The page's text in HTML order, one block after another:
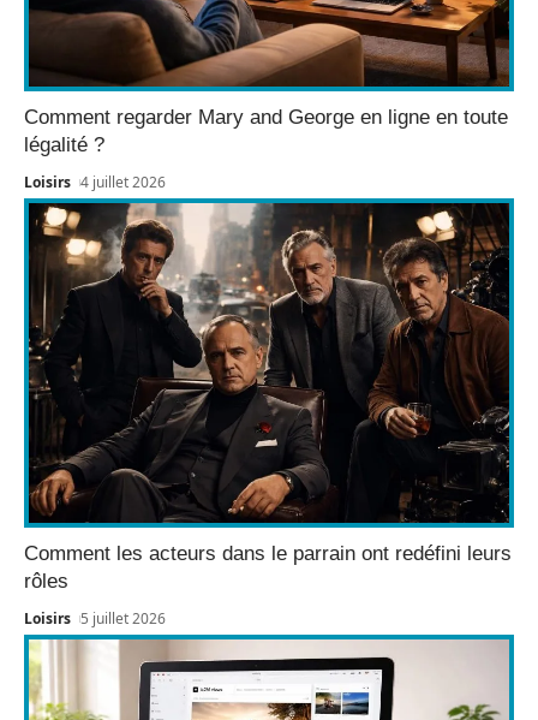
Comment regarder Mary and George en ligne en toute
légalité ?
Loisirs 4 juillet 2026
Comment les acteurs dans le parrain ont redéfini leurs
rôles
Loisirs 5 juillet 2026